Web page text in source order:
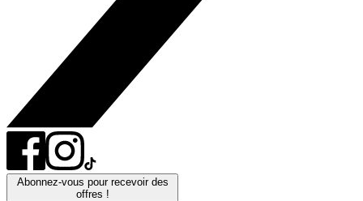
Abonnez-vous pour recevoir des
offres !